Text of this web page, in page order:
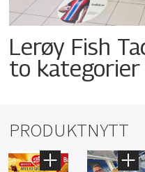
Lerøy Fish
to kategorier
PRODUKTNYTT